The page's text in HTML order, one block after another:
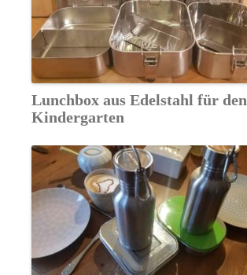
Lunchbox aus Edelstahl für den
Kindergarten